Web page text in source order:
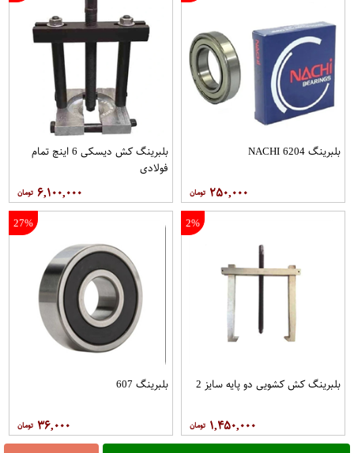
بلبرینگ 6204 NACHI
۲۵۰,۰۰۰
بلبرینگ کش دیسکی 6 اینچ تمام
فولادی
۶,۱۰۰,۰۰۰
2%
بلبرینگ کش کشویی دو پایه سایز 2
۱,۴۵۰,۰۰۰
27%
بلبرینگ 607
۳۶,۰۰۰